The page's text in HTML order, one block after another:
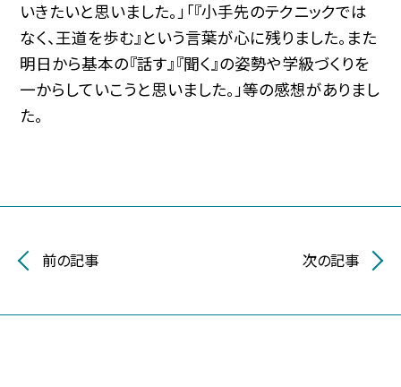
いきたいと思いました。」「『小手先のテクニックでは
なく、王道を歩む』という言葉が心に残りました。また
明日から基本の『話す』『聞く』の姿勢や学級づくりを
一からしていこうと思いました。」等の感想がありまし
た。
前の記事 次の記事